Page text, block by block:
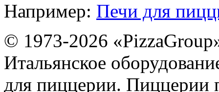
Например: Печи для
© 1973-2026
Итальянское
для пиццерии. Пиццерии